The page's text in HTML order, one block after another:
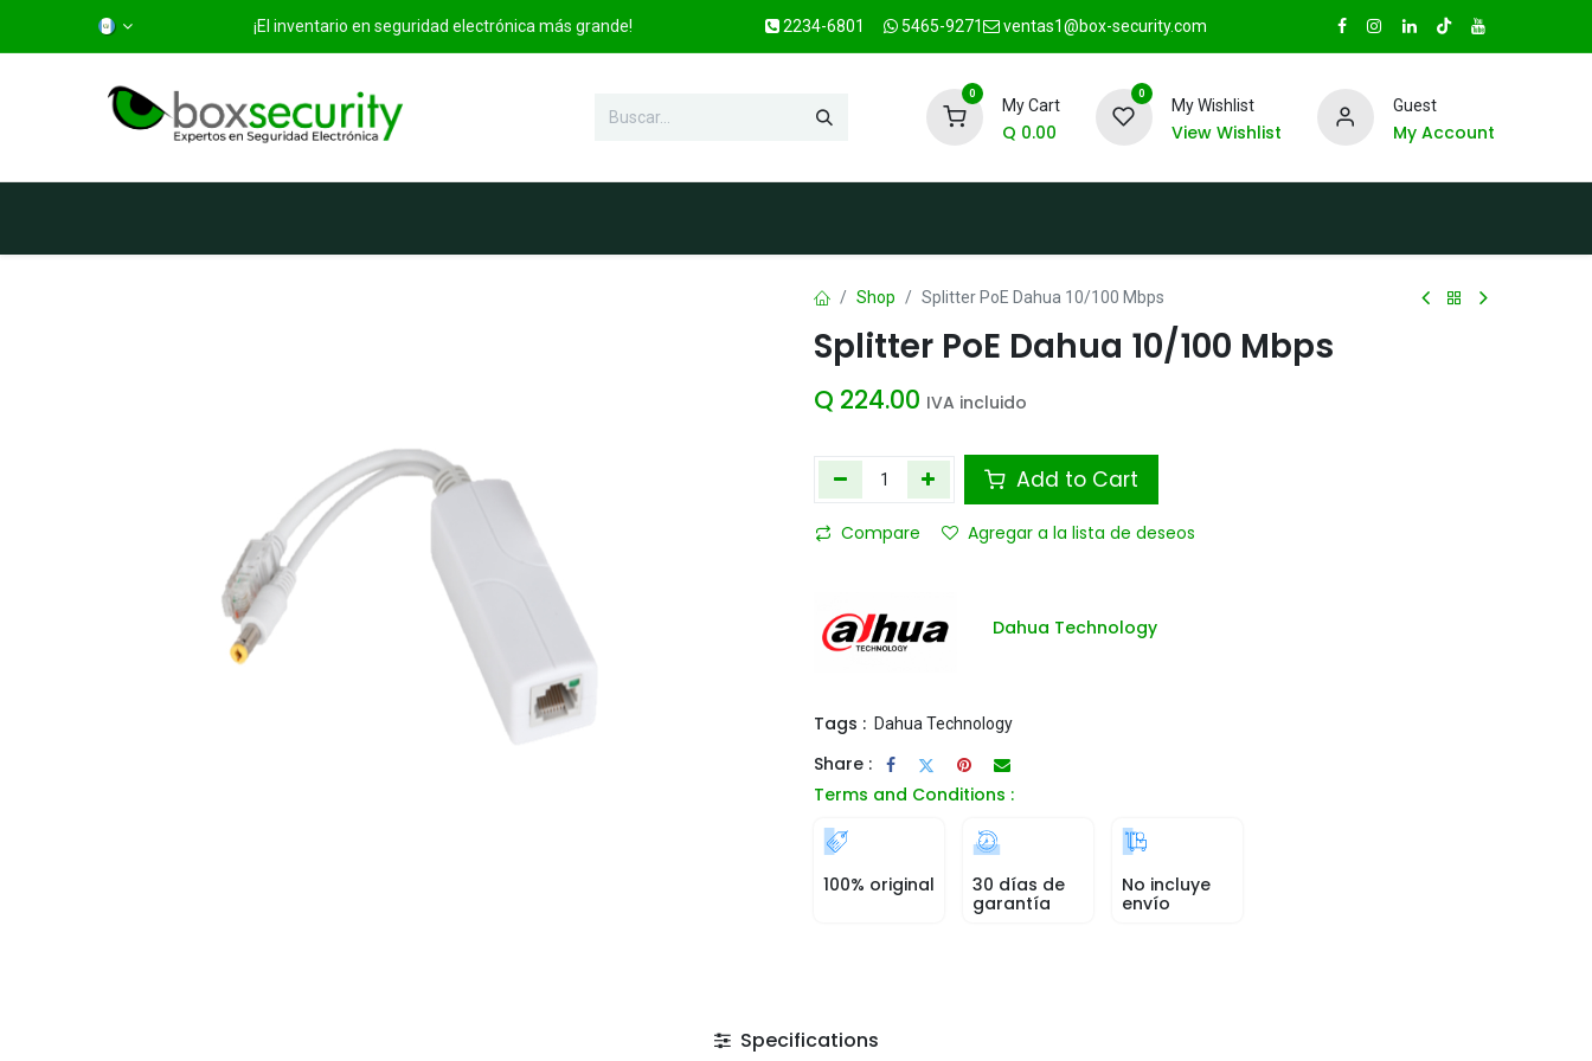
¡El inventario en seguridad electrónica más grande! 2234-6801 5465-9271 ventas1@box-security.com
0
My Cart
Q 0.00
0
My Wishlist
View Wishlist
Guest
My Account
Shop Splitter PoE Dahua 10/100 Mbps
Splitter PoE Dahua 10/100 Mbps
Q 224.00 IVA incluido
Add to Cart
Compare Agregar a la lista de deseos
Dahua Technology
Tags : Dahua Technology
Share :
Terms and Conditions :
100% original
30 días de
garantía
No incluye
envío
Specifications